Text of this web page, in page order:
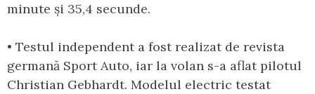
minute și 35,4 secunde.
• Testul independent a fost realizat de revista
germană Sport Auto, iar la volan s-a aflat pilotul
Christian Gebhardt. Modelul electric testat